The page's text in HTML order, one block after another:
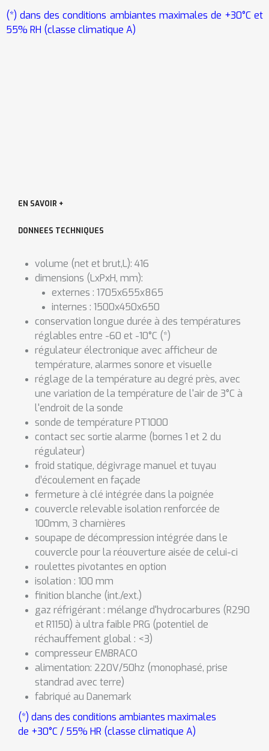
(*) dans des conditions ambiantes maximales de +30°C et
55% RH (classe climatique A)
EN SAVOIR +
DONNEES TECHNIQUES
volume (net et brut,L): 416
dimensions (LxPxH, mm):
externes : 1705x655x865
internes : 1500x450x650
conservation longue durée à des températures
réglables entre -60 et -10°C (*)
régulateur électronique avec afficheur de
température, alarmes sonore et visuelle
réglage de la température au degré près, avec
une variation de la température de l'air de 3°C à
l'endroit de la sonde
sonde de température PT1000
contact sec sortie alarme (bornes 1 et 2 du
régulateur)
froid statique, dégivrage manuel et tuyau
d’écoulement en façade
fermeture à clé intégrée dans la poignée
couvercle relevable isolation renforcée de
100mm, 3 charnières
soupape de décompression intégrée dans le
couvercle pour la réouverture aisée de celui-ci
roulettes pivotantes en option
isolation : 100 mm
finition blanche (int./ext.)
gaz réfrigérant: mélange d'hydrocarbures (R290
et R1150) à ultra faible PRG (potentiel de
réchauffement global : <3)
compresseur EMBRACO
alimentation: 220V/50hz (monophasé, prise
standrad avec terre)
fabriqué au Danemark
(*) dans des conditions ambiantes maximales
de +30°C / 55% HR (classe climatique A)